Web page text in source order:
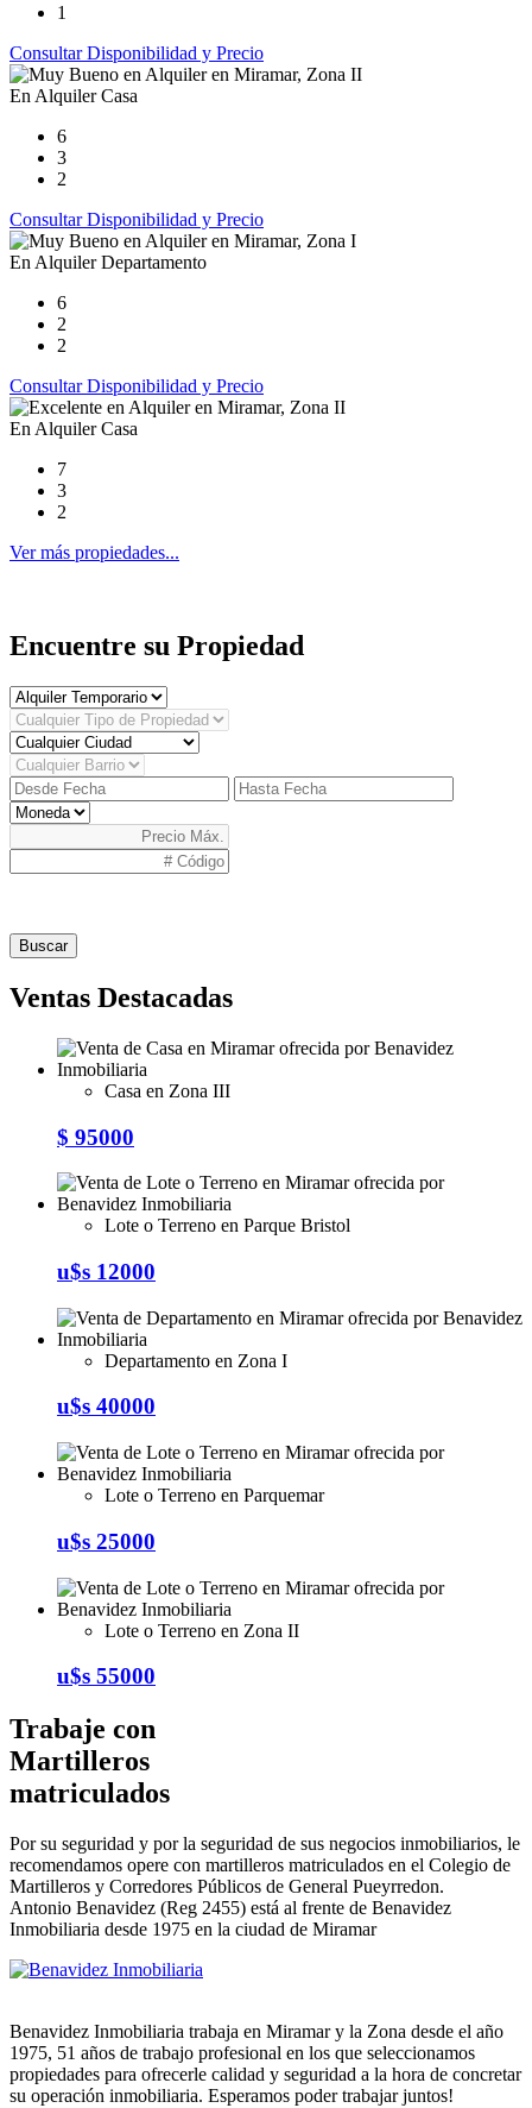
1
Consultar Disponibilidad y Precio
En AlquilerCasa
6
3
2
Consultar Disponibilidad y Precio
En AlquilerDepartamento
6
2
2
Consultar Disponibilidad y Precio
En AlquilerCasa
7
3
2
Ver más propiedades...
Encuentre su Propiedad
Buscar
Ventas Destacadas
Casa en Zona III
$ 95000
Lote o Terreno en Parque Bristol
u$s 12000
Departamento en Zona I
u$s 40000
Lote o Terreno en Parquemar
u$s 25000
Lote o Terreno en Zona II
u$s 55000
Trabaje con
Martilleros
matriculados
Por su seguridad y por la seguridad de sus negocios inmobiliarios, le
recomendamos opere con martilleros matriculados en el Colegio de
Martilleros y Corredores Públicos de General Pueyrredon.
Antonio Benavidez (Reg 2455) está al frente de Benavidez
Inmobiliaria desde 1975 en la ciudad de Miramar
Benavidez Inmobiliaria trabaja en Miramar y la Zona desde el año
1975, 51 años de trabajo profesional en los que seleccionamos
propiedades para ofrecerle calidad y seguridad a la hora de concretar
su operación inmobiliaria. Esperamos poder trabajar juntos!